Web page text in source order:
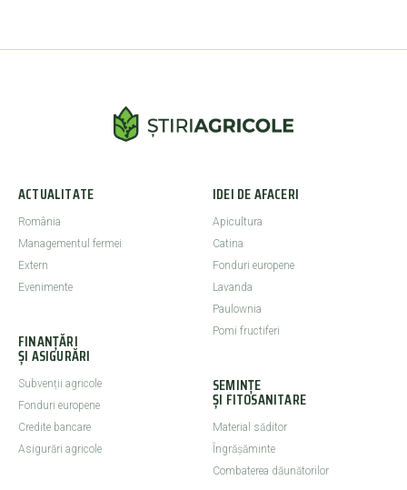
ACTUALITATE
România
Managementul fermei
Extern
Evenimente
FINANȚĂRI
ȘI ASIGURĂRI
Subvenții agricole
Fonduri europene
Credite bancare
Asigurări agricole
IDEI DE AFACERI
Apicultura
Catina
Fonduri europene
Lavanda
Paulownia
Pomi fructiferi
SEMINȚE
ȘI FITOSANITARE
Material săditor
Îngrășăminte
Combaterea dăunătorilor